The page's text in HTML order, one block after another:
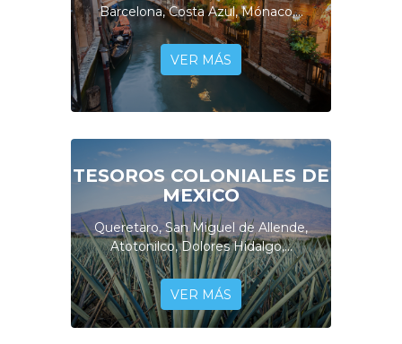
Barcelona, Costa Azul, Mónaco,...
VER MÁS
TESOROS COLONIALES DE
MEXICO
Queretaro, San Miguel de Allende,
Atotonilco, Dolores Hidalgo,...
VER MÁS